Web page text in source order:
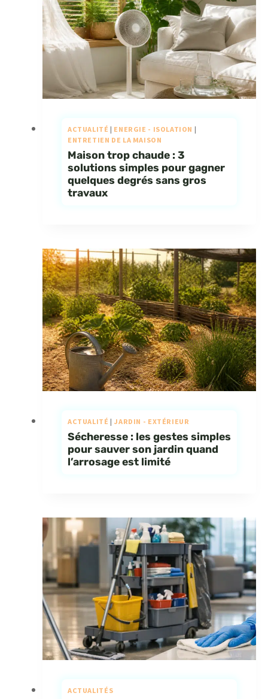
ACTUALITÉ | ENERGIE - ISOLATION |
ENTRETIEN DE LA MAISON
Maison trop chaude : 3
solutions simples pour gagner
quelques degrés sans gros
travaux
ACTUALITÉ | JARDIN - EXTÉRIEUR
Sécheresse : les gestes simples
pour sauver son jardin quand
l’arrosage est limité
ACTUALITÉS